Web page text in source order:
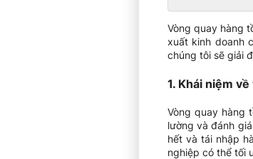
Vòng quay hàng
xuất kinh doanh
chúng tôi sẽ giải
1. Khái niệm
Vòng quay hàng
lường và đánh
hết và tái nhập
nghiệp có thể tối